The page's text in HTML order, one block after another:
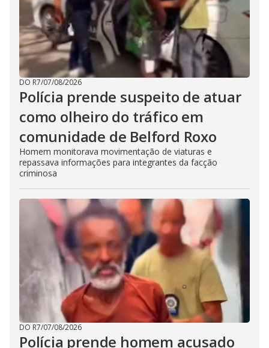
DO R7/07/08/2026
Polícia prende suspeito de atuar
como olheiro do tráfico em
comunidade de Belford Roxo
Homem monitorava movimentação de viaturas e
repassava informações para integrantes da facção
criminosa
DO R7/07/08/2026
Polícia prende homem acusado